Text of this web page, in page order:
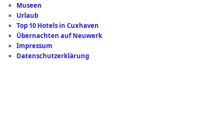
Museen
Urlaub
Top 10 Hotels in Cuxhaven
Übernachten auf Neuwerk
Impressum
Datenschutzerklärung